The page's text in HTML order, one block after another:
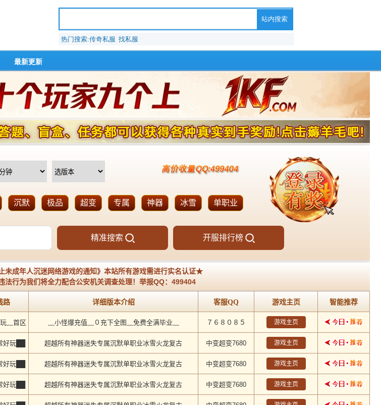
热门搜索:传奇私服 找私服
最新更新